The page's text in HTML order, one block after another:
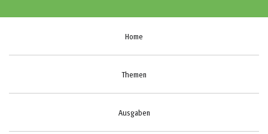
Home
Themen
Ausgaben